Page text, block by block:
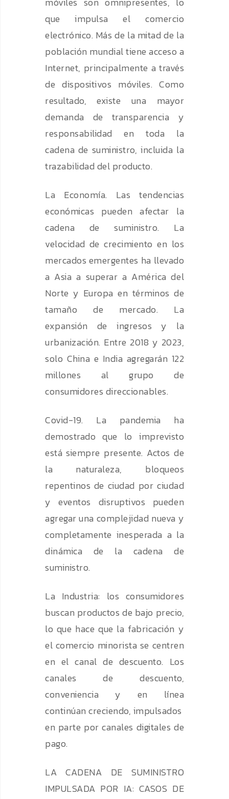
que impulsa el comercio
electrónico. Más de la mitad de la
población mundial tiene acceso a
Internet, principalmente a través
de dispositivos móviles. Como
resultado, existe una mayor
demanda de transparencia y
responsabilidad en toda la
cadena de suministro, incluida la
trazabilidad del producto.
La Economía. Las tendencias
económicas pueden afectar la
cadena de suministro. La
velocidad de crecimiento en los
mercados emergentes ha llevado
a Asia a superar a América del
Norte y Europa en términos de
tamaño de mercado. La
expansión de ingresos y la
urbanización. Entre 2018 y 2023,
solo China e India agregarán 122
millones al grupo de
consumidores direccionables.
Covid-19. La pandemia ha
demostrado que lo imprevisto
está siempre presente. Actos de
la naturaleza, bloqueos
repentinos de ciudad por ciudad
y eventos disruptivos pueden
agregar una complejidad nueva y
completamente inesperada a la
dinámica de la cadena de
suministro.
La Industria: los consumidores
buscan productos de bajo precio,
lo que hace que la fabricación y
el comercio minorista se centren
en el canal de descuento. Los
canales de descuento,
conveniencia y en línea
continúan creciendo, impulsados ​​
en parte por canales digitales de
pago.
LA CADENA DE SUMINISTRO
IMPULSADA POR IA: CASOS DE